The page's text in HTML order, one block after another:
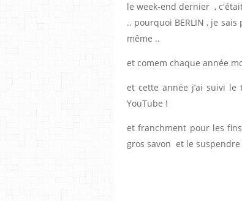
le week-end dernier ,
.. pourquoi BERLIN , je
même ..
et comem chaque année
et cette année j’ai suivi le
YouTube !
et franchment pour les
gros savon et le